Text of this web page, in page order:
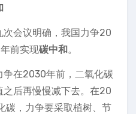
会议明确，我国力争20
前实现碳中和。
在2030年前，二氧化碳
后再慢慢减下去。在20
碳，力争要采取植树、节